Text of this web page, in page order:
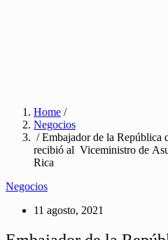
Home /
Negocios
/ Embajador de la República
recibió al Viceministro de
Rica
Negocios
11 agosto, 2021